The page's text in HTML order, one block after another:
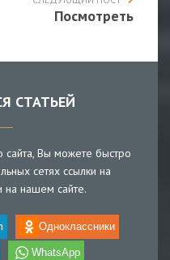
Посмотреть
СТАТЬЕЙ
Вы можете быстро
сетях ссылки на
на нашем сайте.
Одноклассники
WhatsApp